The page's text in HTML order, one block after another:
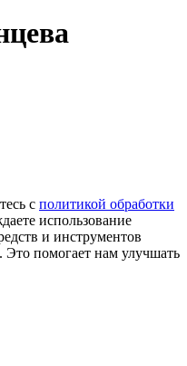
с политикой обработки
использование
и инструментов
Это помогает нам улучшать